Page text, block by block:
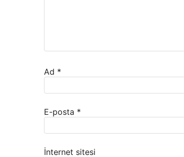
Ad *
E-posta *
İnternet sitesi